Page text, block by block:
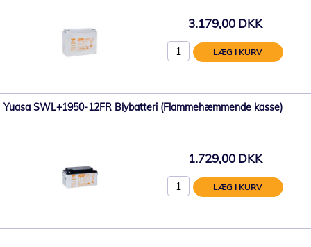
3.179,00 DKK
LÆG I KURV
Yuasa SWL+1950-12FR Blybatteri (Flammehæmmende kasse)
1.729,00 DKK
LÆG I KURV